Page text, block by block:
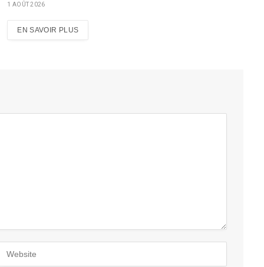
1 AOÛT 2026
EN SAVOIR PLUS